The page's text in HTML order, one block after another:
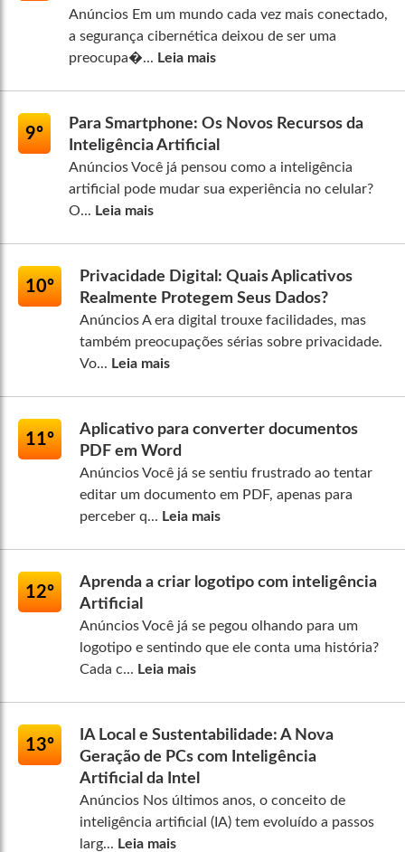
Anúncios Em um mundo cada vez mais conectado,
a segurança cibernética deixou de ser uma
preocupa�... Leia mais
9º
Para Smartphone: Os Novos Recursos da
Inteligência Artificial
Anúncios Você já pensou como a inteligência
artificial pode mudar sua experiência no celular?
O... Leia mais
10º
Privacidade Digital: Quais Aplicativos
Realmente Protegem Seus Dados?
Anúncios A era digital trouxe facilidades, mas
também preocupações sérias sobre privacidade.
Vo... Leia mais
11º
Aplicativo para converter documentos
PDF em Word
Anúncios Você já se sentiu frustrado ao tentar
editar um documento em PDF, apenas para
perceber q... Leia mais
12º
Aprenda a criar logotipo com inteligência
Artificial
Anúncios Você já se pegou olhando para um
logotipo e sentindo que ele conta uma história?
Cada c... Leia mais
13º
IA Local e Sustentabilidade: A Nova
Geração de PCs com Inteligência
Artificial da Intel
Anúncios Nos últimos anos, o conceito de
inteligência artificial (IA) tem evoluído a passos
larg... Leia mais